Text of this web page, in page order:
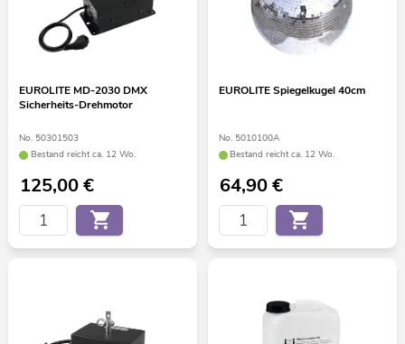
EUROLITE MD-2030 DMX
Sicherheits-Drehmotor
No. 50301503
Bestand reicht ca. 12 Wo.
125,00€
EUROLITE Spiegelkugel 40cm
No. 5010100A
Bestand reicht ca. 12 Wo.
64,90€